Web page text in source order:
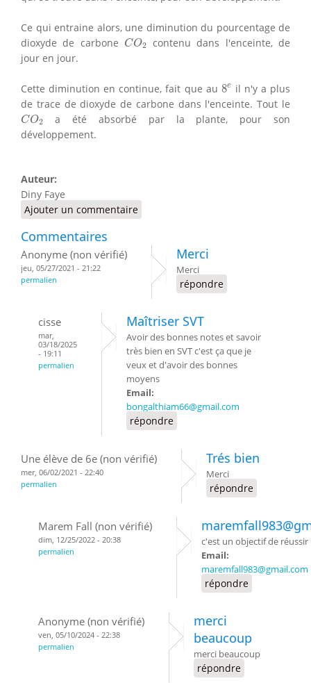
Ce qui entraine alors, une diminution du pourcentage de
dioxyde de carbone
CO2
CO2
contenu dans l'enceinte, de
jour en jour.
Cette diminution en continue, fait que au 8e
8e il n'y a plus
de trace de dioxyde de carbone dans l'enceinte. Tout le
CO2
CO2
a été absorbé par la plante, pour son
développement.
Auteur:
Diny Faye
Ajouter un commentaire
Commentaires
Anonyme (non vérifié)
jeu, 05/27/2021 - 21:22
permalien
Merci
Merci
répondre
cisse
mar,
03/18/2025
- 19:11
permalien
Maîtriser SVT
Avoir des bonnes notes et savoir
très bien en SVT c'est ça que je
veux et d'avoir des bonnes
moyens
Email:
bongalthiam66@gmail.com
répondre
Une élève de 6e (non vérifié)
mer, 06/02/2021 - 22:40
permalien
Trés bien
Merci
répondre
Marem Fall (non vérifié)
dim, 12/25/2022 - 20:38
permalien
c'est un objectif de réussir
Email:
maremfall983@gmail.com
répondre
Anonyme (non vérifié)
ven, 05/10/2024 - 22:38
permalien
merci
beaucoup
merci beaucoup
répondre